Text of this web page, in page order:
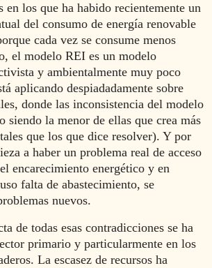
en los que ha habido recientemente un
del consumo de energía renovable
cada vez se consume menos
el modelo REI es un modelo
y ambientalmente muy poco
aplicando despiadadamente sobre
donde las inconsistencia del modelo
siendo la menor de ellas que crea más
que los que dice resolver). Y por
a haber un problema real de acceso
encarecimiento energético y en
falta de abastecimiento, se
nuevos.
de todas esas contradicciones se ha
primario y particularmente en los
La escasez de recursos ha